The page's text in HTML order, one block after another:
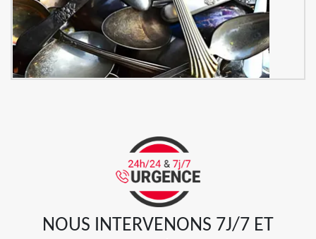
NOUS INTERVENONS 7J/7 ET